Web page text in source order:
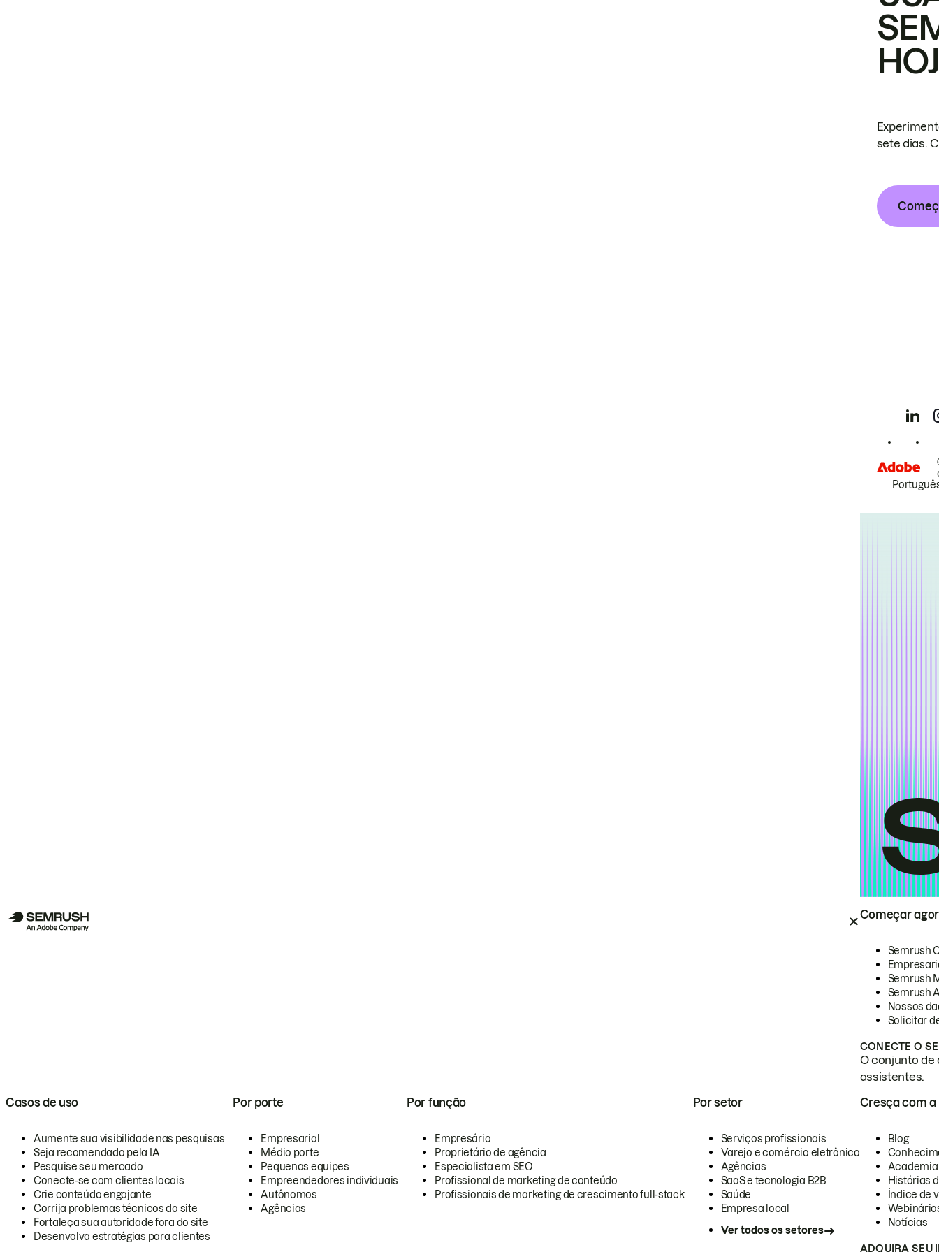
Começar
Semrush
Semrush
Semrush
Nossos
Solicitar
CONECTE O
O conjunto de
assistentes.
Casos de uso
Aumente sua visibilidade nas pesquisas
Seja recomendado pela IA
Pesquise seu mercado
Conecte-se com clientes locais
Crie conteúdo engajante
Corrija problemas técnicos do site
Fortaleça sua autoridade fora do site
Desenvolva estratégias para clientes
Por porte
Empresarial
Médio porte
Pequenas equipes
Empreendedores individuais
Autônomos
Agências
Por função
Empresário
Proprietário de agência
Especialista em SEO
Profissional de marketing de conteúdo
Profissionais de marketing de crescimento full-stack
Por setor
Serviços profissionais
Varejo e comércio eletrônico
Agências
SaaS e tecnologia B2B
Saúde
Empresa local
Ver todos os setores
Cresça com a
Blog
Academia
Histórias
Índice de
Notícias
ADQUIRA SEU
sete dias.